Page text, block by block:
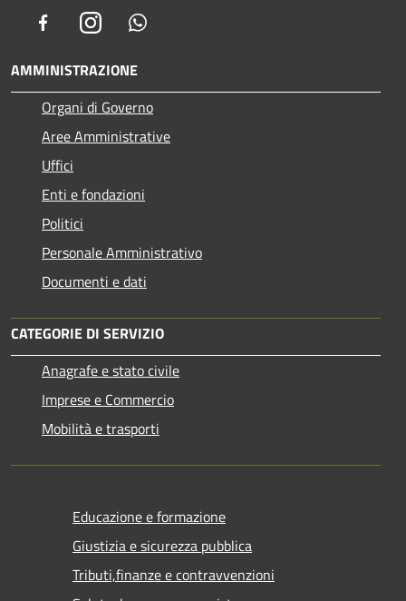
FacebookInstagram
AMMINISTRAZIONE
Organi di Governo
Aree Amministrative
Uffici
Enti e fondazioni
Politici
Personale Amministrativo
Documenti e dati
CATEGORIE DI SERVIZIO
Anagrafe e stato civile
Imprese e Commercio
Mobilità e trasporti
Educazione e formazione
Giustizia e sicurezza pubblica
Tributi,finanze e contravvenzioni